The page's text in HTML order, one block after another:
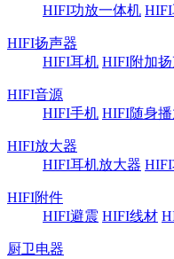
HIFI功放一体机
HIFI扬声器
HIFI耳机 HIFI附加
HIFI音源
HIFI手机 HIFI随身
HIFI放大器
HIFI耳机放大器
HIFI附件
HIFI避震 HIFI线材
厨卫电器